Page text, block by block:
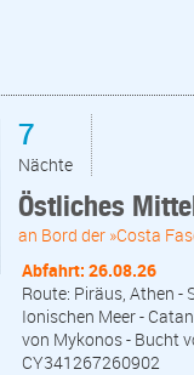
7
Nächte
Östliches
an Bord der »Costa
Abfahrt: 26.08.26
Route: Piräus, Athen -
Ionischen Meer -
von Mykonos - Bucht
CY341267260902